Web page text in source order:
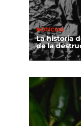
NOTICIAS
La historia
de la